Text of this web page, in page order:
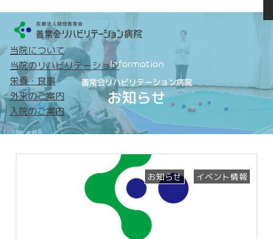
当院について
当院のリハビリテーション
栄養・食事
外来のご案内
入院のご案内
Information
善常会リハビリテーション病院
お知らせ
お知らせ イベント情報
トップ
当院について
病院概要
理念・基本方針
患者さまの権利
当院のリハビリテーション
365日リハビリテーション
目指すリハビリテーション
チームアプローチについて
リハビリテーション機器
理学療法について
作業療法について
言語聴覚療法について